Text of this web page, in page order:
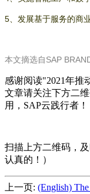
5、发展基于服务的商
本文摘选自SAP
感谢阅读"2021年推
文章请关注下方二
用，SAP云践行者！
扫描上方二维码，
认真的！）
上一页: (English)